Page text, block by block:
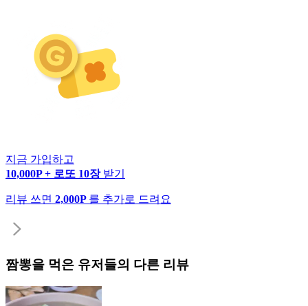
지금 가입하고
10,000P + 로또 10장 받기
리뷰 쓰면 2,000P 를 추가로 드려요
짬뽕을 먹은 유저들의 다른 리뷰